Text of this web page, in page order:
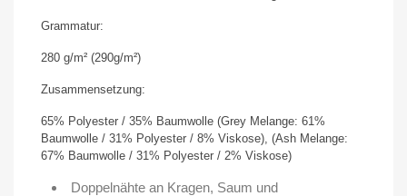
Grammatur:
280 g/m² (290g/m²)
Zusammensetzung:
65% Polyester / 35% Baumwolle (Grey Melange: 61%
Baumwolle / 31% Polyester / 8% Viskose), (Ash Melange:
67% Baumwolle / 31% Polyester / 2% Viskose)
Doppelnähte an Kragen, Saum und